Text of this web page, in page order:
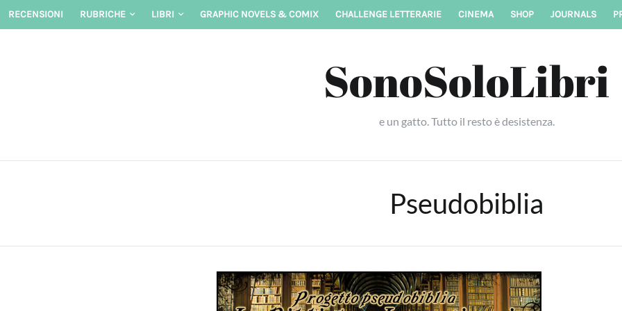
Skip
RECENSIONI RUBRICHE LIBRI GRAPHIC NOVELS & COMIX CHALLENGE LETTERARIE CINEMA SHOP JOURNALS
SonoSoloLibri
e un gatto. Tutto il resto è desistenza.
Pseudobiblia